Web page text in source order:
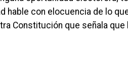
hable con elocuencia de lo
Constitución que señala